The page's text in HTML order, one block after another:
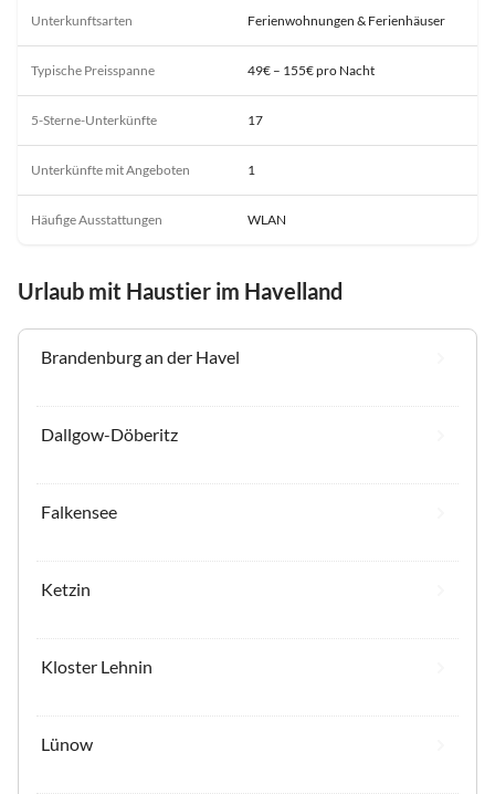
Unterkunftsarten Ferienwohnungen & Ferienhäuser
Typische Preisspanne 49€ – 155€ pro Nacht
5-Sterne-Unterkünfte 17
Unterkünfte mit Angeboten 1
Häufige Ausstattungen WLAN
Urlaub mit Haustier im Havelland
Brandenburg an der Havel
Dallgow-Döberitz
Falkensee
Ketzin
Kloster Lehnin
Lünow